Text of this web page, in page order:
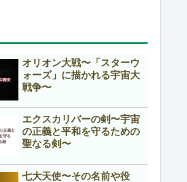
オリオン大戦〜「スターウ
ォーズ」に描かれる宇宙大
戦争〜
エクスカリバーの剣〜宇宙
の正義と平和を守るための
聖なる剣〜
七大天使〜その名前や役